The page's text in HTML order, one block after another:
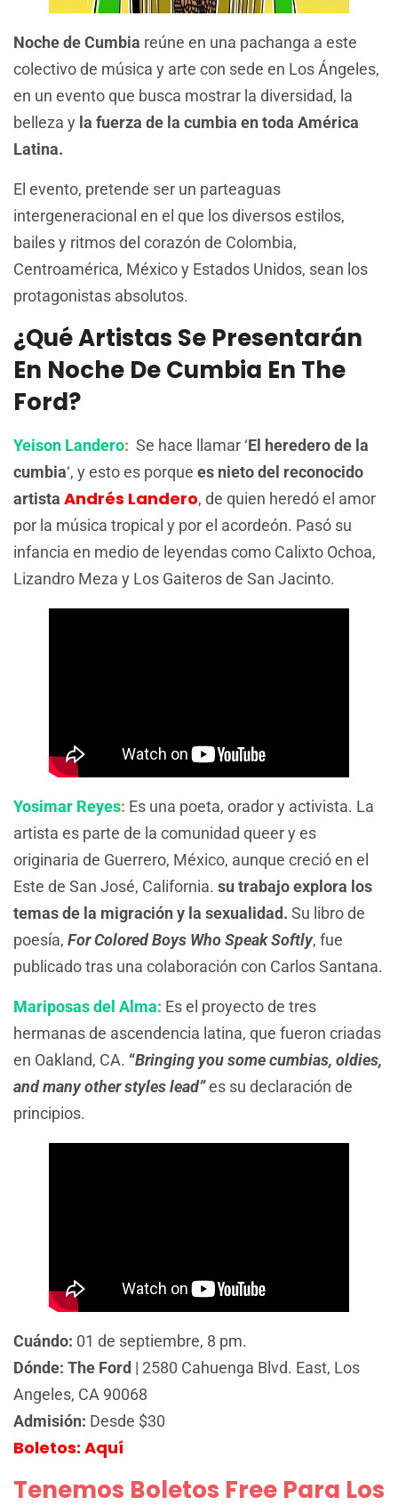
Noche de Cumbia reúne en una pachanga a este
colectivo de música y arte con sede en Los Ángeles,
en un evento que busca mostrar la diversidad, la
belleza y la fuerza de la cumbia en toda América
Latina.
El evento, pretende ser un parteaguas
intergeneracional en el que los diversos estilos,
bailes y ritmos del corazón de Colombia,
Centroamérica, México y Estados Unidos, sean los
protagonistas absolutos.
¿Qué Artistas Se Presentarán
En Noche De Cumbia En The
Ford?
Yeison Landero: Se hace llamar ‘El heredero de la
cumbia‘, y esto es porque es nieto del reconocido
artista Andrés Landero, de quien heredó el amor
por la música tropical y por el acordeón. Pasó su
infancia en medio de leyendas como Calixto Ochoa,
Lizandro Meza y Los Gaiteros de San Jacinto.
Yosimar Reyes: Es una poeta, orador y activista. La
artista es parte de la comunidad queer y es
originaria de Guerrero, México, aunque creció en el
Este de San José, California. su trabajo explora los
temas de la migración y la sexualidad. Su libro de
poesía, For Colored Boys Who Speak Softly, fue
publicado tras una colaboración con Carlos Santana.
Mariposas del Alma: Es el proyecto de tres
hermanas de ascendencia latina, que fueron criadas
en Oakland, CA. “Bringing you some cumbias, oldies,
and many other styles lead”es su declaración de
principios.
Cuándo: 01 de septiembre, 8 pm.
Dónde: The Ford | 2580 Cahuenga Blvd. East, Los
Angeles, CA 90068
Admisión: Desde $30
Boletos: Aquí
Tenemos Boletos Free Para Los